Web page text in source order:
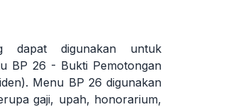
dapat digunakan untuk
BP 26 - Bukti Pemotongan
Menu BP 26 digunakan
gaji, upah, honorarium,